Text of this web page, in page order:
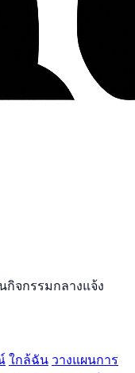
จกรรมกลางแจ้ง
ใกล้ฉัน วางแผนการ